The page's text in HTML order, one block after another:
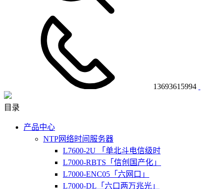
13693615994
目录
产品中心
NTP网络时间服务器
L7600-2U 「单北斗电信级时
L7000-RBTS「信创国产化」
L7000-ENC05「六网口」
L7000-DL「六口两万兆光」